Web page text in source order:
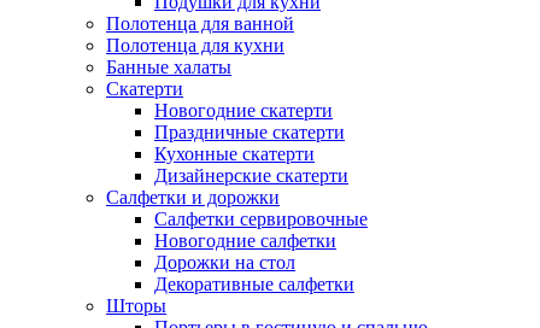
Полотенца для ванной
Полотенца для кухни
Банные халаты
Скатерти
Новогодние скатерти
Праздничные скатерти
Кухонные скатерти
Дизайнерские скатерти
Салфетки и дорожки
Салфетки сервировочные
Новогодние салфетки
Дорожки на стол
Декоративные салфетки
Шторы